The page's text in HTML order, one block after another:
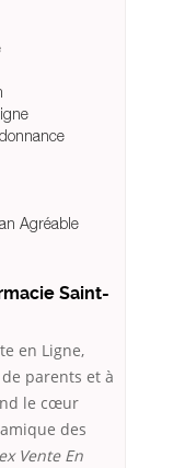
Agréable
Saint-
en Ligne,
parents et à
le cœur
des
Vente En